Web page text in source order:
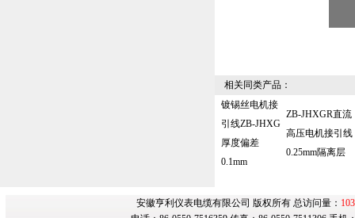
相关同类产品：
镀锡丝电机接
引线ZB-JHXG
厚度偏差
0.1mm‌
ZB-JHXGR直流
高压电机接引线
0.25mm隔离层
安徽亨利仪表电缆有限公司 版权所有 总访问量：